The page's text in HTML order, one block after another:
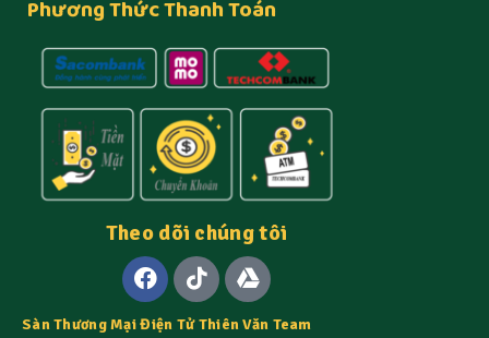
Phương Thức Thanh Toán
Theo dõi chúng tôi
Sàn Thương Mại Điện Tử Thiên Văn Team